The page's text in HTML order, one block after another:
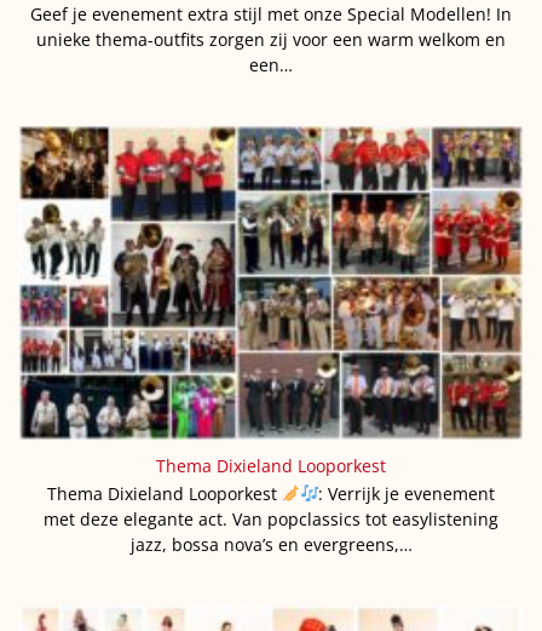
Geef je evenement extra stijl met onze Special Modellen! In
unieke thema-outfits zorgen zij voor een warm welkom en
een…
Thema Dixieland Looporkest
Thema Dixieland Looporkest
: Verrijk je evenement
met deze elegante act. Van popclassics tot easylistening
jazz, bossa nova’s en evergreens,…